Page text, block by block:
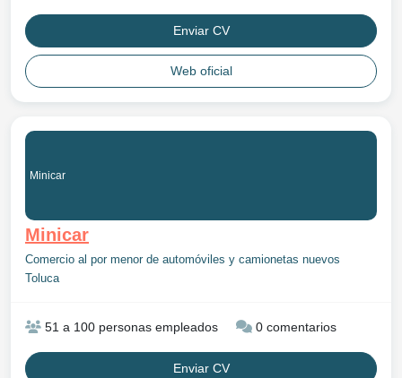
Enviar CV
Web oficial
Minicar
Minicar
Comercio al por menor de automóviles y camionetas nuevos
Toluca
51 a 100 personas empleados 0 comentarios
Enviar CV